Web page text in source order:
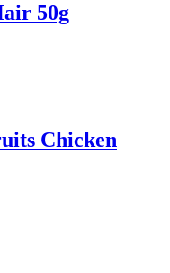
50g
Chicken